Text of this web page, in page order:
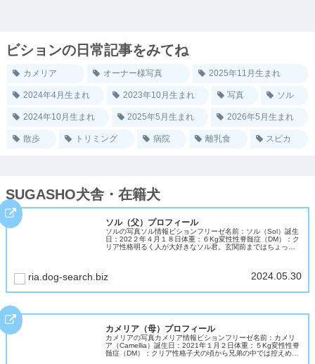
ビションの日常記事をみてね
カメリア オーナー様写真 2025年11月生まれ
2024年4月生まれ 2023年10月生まれ 写真 ソル
2024年10月生まれ 2025年5月生まれ 2026年5月生まれ
散歩 トリミング 病院 離乳食 スピカ
SUGASHO犬舎・在籍犬
ソル（父）プロフィール
ソルの写真ソル情報ビションフリーゼ名前：ソル（Sol）誕生
日：202２年４月１８日体重：６Kg変性性脊髄症（DM）：ク
リア性格明るく人が大好きなソル君。玄関前まではちょっぴ
ria.dog-search.biz 2024.05.30
カメリア（母）プロフィール
カメリアの写真カメリア情報ビションフリーゼ名前：カメリ
ア（Camellia）誕生日：2021年１月２日体重：５Kg変性性脊
髄症（DM）：クリア性格子犬の頃から兄弟の中では控えめだ